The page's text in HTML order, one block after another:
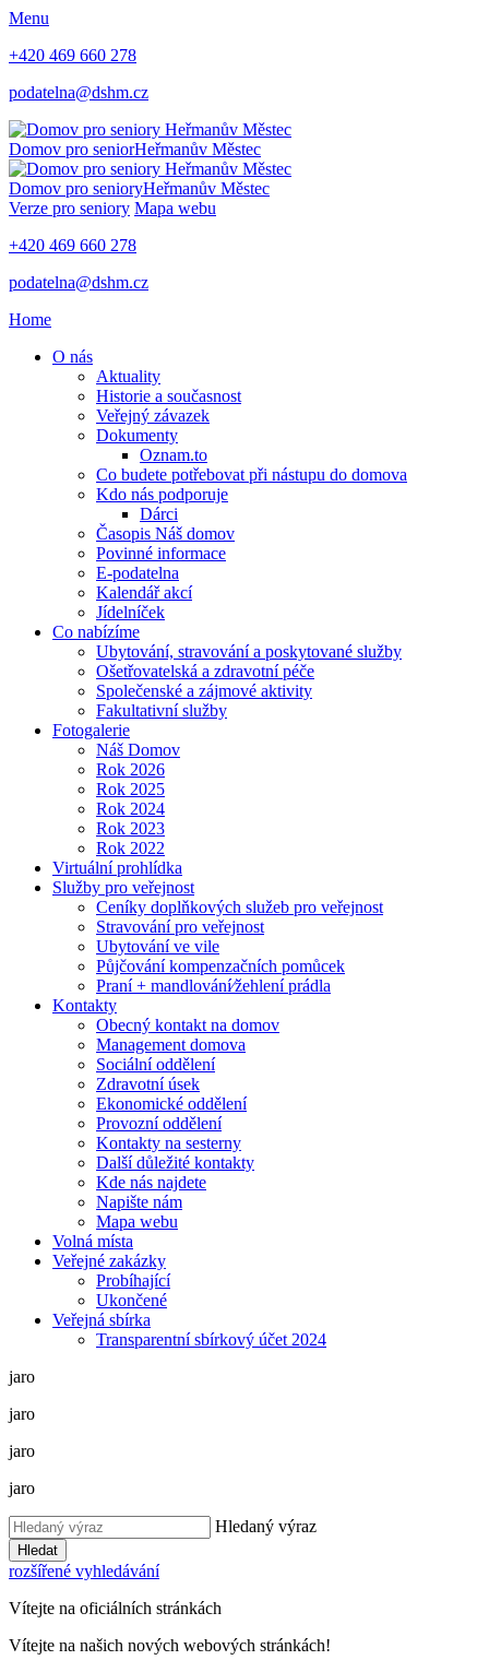
Menu
+420 469 660 278
podatelna@dshm.cz
Domov pro seniorHeřmanův Městec
Domov pro senioryHeřmanův Městec
Verze pro seniory Mapa webu
+420 469 660 278
podatelna@dshm.cz
Home
O nás
Aktuality
Historie a současnost
Veřejný závazek
Dokumenty
Oznam.to
Co budete potřebovat při nástupu do domova
Kdo nás podporuje
Dárci
Časopis Náš domov
Povinné informace
E-podatelna
Kalendář akcí
Jídelníček
Co nabízíme
Ubytování, stravování a poskytované služby
Ošetřovatelská a zdravotní péče
Společenské a zájmové aktivity
Fakultativní služby
Fotogalerie
Náš Domov
Rok 2026
Rok 2025
Rok 2024
Rok 2023
Rok 2022
Virtuální prohlídka
Služby pro veřejnost
Ceníky doplňkových služeb pro veřejnost
Stravování pro veřejnost
Ubytování ve vile
Půjčování kompenzačních pomůcek
Praní + mandlování⁄žehlení prádla
Kontakty
Obecný kontakt na domov
Management domova
Sociální oddělení
Zdravotní úsek
Ekonomické oddělení
Provozní oddělení
Kontakty na sesterny
Další důležité kontakty
Kde nás najdete
Napište nám
Mapa webu
Volná místa
Veřejné zakázky
Probíhající
Ukončené
Veřejná sbírka
Transparentní sbírkový účet 2024
jaro
jaro
jaro
jaro
Hledaný výraz
Hledat
rozšířené vyhledávání
Vítejte na oficiálních stránkách
Vítejte na našich nových webových stránkách!